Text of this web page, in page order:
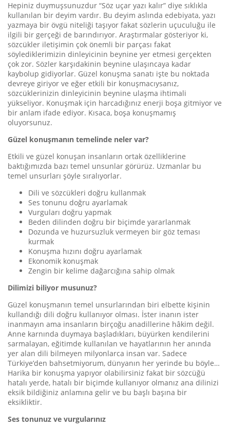
Hepiniz duymuşsunuzdur “Söz uçar yazı kalır” diye sıklıkla
kullanılan bir deyim vardır. Bu deyim aslında edebiyata, yazı
yazmaya bir övgü niteliği taşıyor fakat sözlerin uçuculuğu ile
ilgili bir gerçeği de barındırıyor. Araştırmalar gösteriyor ki,
sözcükler iletişimin çok önemli bir parçası fakat
söylediklerimizin dinleyicinin beynine yer etmesi gerçekten
çok zor. Sözler karşıdakinin beynine ulaşıncaya kadar
kaybolup gidiyorlar. Güzel konuşma sanatı işte bu noktada
devreye giriyor ve eğer etkili bir konuşmacıysanız,
sözcüklerinizin dinleyicinin beynine ulaşma ihtimali
yükseliyor. Konuşmak için harcadığınız enerji boşa gitmiyor ve
bir anlam ifade ediyor. Kısaca, boşa konuşmamış
oluyorsunuz.
Güzel konuşmanın temelinde neler var?
Etkili ve güzel konuşan insanların ortak özelliklerine
baktığımızda bazı temel unsunlar görürüz. Uzmanlar bu
temel unsurları şöyle sıralıyorlar.
Dili ve sözcükleri doğru kullanmak
Ses tonunu doğru ayarlamak
Vurguları doğru yapmak
Beden dilinden doğru bir biçimde yararlanmak
Dozunda ve huzursuzluk vermeyen bir göz teması
kurmak
Konuşma hızını doğru ayarlamak
Ekonomik konuşmak
Zengin bir kelime dağarcığına sahip olmak
Dilimizi biliyor musunuz?
Güzel konuşmanın temel unsurlarından biri elbette kişinin
kullandığı dili doğru kullanıyor olması. İster inanın ister
inanmayın ama insanların birçoğu anadillerine hâkim değil.
Anne karnında duymaya başladıkları, büyürken kendilerini
sarmalayan, eğitimde kullanılan ve hayatlarının her anında
yer alan dili bilmeyen milyonlarca insan var. Sadece
Türkiye’den bahsetmiyorum, dünyanın her yerinde bu böyle…
Harika bir konuşma yapıyor olabilirsiniz fakat bir sözcüğü
hatalı yerde, hatalı bir biçimde kullanıyor olmanız ana dilinizi
eksik bildiğiniz anlamına gelir ve bu başlı başına bir
eksikliktir.
Ses tonunuz ve vurgularınız